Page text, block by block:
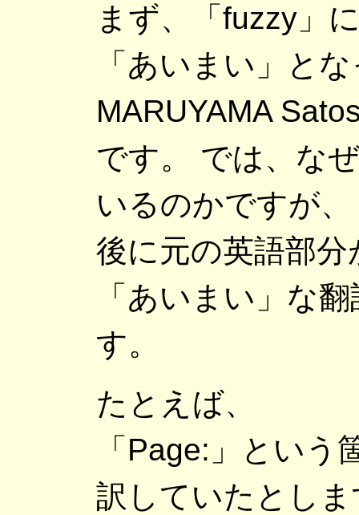
まず、「fuzzy」
「あいまい」と
MARUYAMA
です。 では、な
いるのかですが
後に元の英語部
「あいまい」な
す。
たとえば、
「Page:」という
訳していたとし